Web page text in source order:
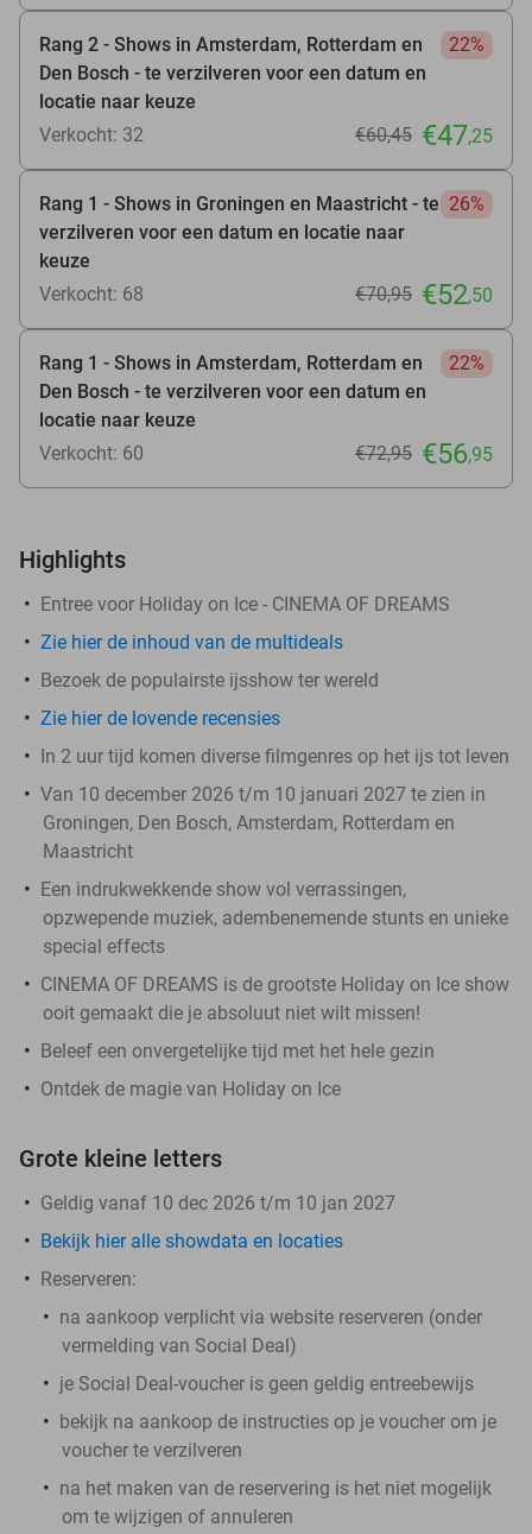
Rang 2 - Shows in Amsterdam, Rotterdam en
Den Bosch - te verzilveren voor een datum en
locatie naar keuze
22%
Verkocht: 32 €60,45 €47,25
Rang 1 - Shows in Groningen en Maastricht - te
verzilveren voor een datum en locatie naar
keuze
26%
Verkocht: 68 €70,95 €52,50
Rang 1 - Shows in Amsterdam, Rotterdam en
Den Bosch - te verzilveren voor een datum en
locatie naar keuze
22%
Verkocht: 60 €72,95 €56,95
Highlights
Entree voor Holiday on Ice - CINEMA OF DREAMS
Zie hier de inhoud van de multideals
Bezoek de populairste ijsshow ter wereld
Zie hier de lovende recensies
In 2 uur tijd komen diverse filmgenres op het ijs tot leven
Van 10 december 2026 t/m 10 januari 2027 te zien in
Groningen, Den Bosch, Amsterdam, Rotterdam en
Maastricht
Een indrukwekkende show vol verrassingen,
opzwepende muziek, adembenemende stunts en unieke
special effects
CINEMA OF DREAMS is de grootste Holiday on Ice show
ooit gemaakt die je absoluut niet wilt missen!
Beleef een onvergetelijke tijd met het hele gezin
Ontdek de magie van Holiday on Ice
Grote kleine letters
Geldig vanaf 10 dec 2026 t/m 10 jan 2027
Bekijk hier alle showdata en locaties
Reserveren:
na aankoop verplicht via website reserveren (onder
vermelding van Social Deal)
je Social Deal-voucher is geen geldig entreebewijs
bekijk na aankoop de instructies op je voucher om je
voucher te verzilveren
na het maken van de reservering is het niet mogelijk
om te wijzigen of annuleren